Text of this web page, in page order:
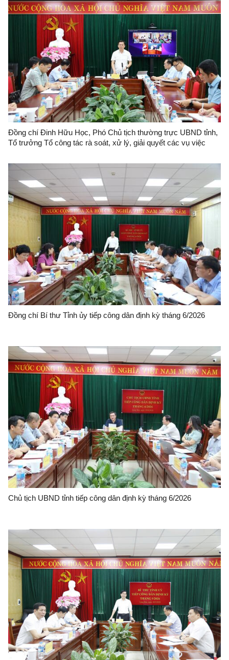
Đồng chí Đinh Hữu Học, Phó Chủ tịch thường trực UBND tỉnh,
Tổ trưởng Tổ công tác rà soát, xử lý, giải quyết các vụ việc
Lạng Sơn tổ chức đối thoại với bà Nông Thị Hoà.
Đồng chí Bí thư Tỉnh ủy tiếp công dân định kỳ tháng 6/2026
Chủ tịch UBND tỉnh tiếp công dân định kỳ tháng 6/2026